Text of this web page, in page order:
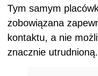
Tym samym
zobowiązana
kontaktu, a nie
znacznie utrudnioną.